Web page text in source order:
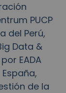
PUCP
del Perú,
Data &
EADA
de la